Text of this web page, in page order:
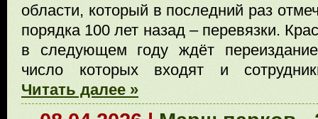
области, который в последний раз
порядка 100 лет назад – перевязки.
в следующем году ждёт
число которых входят и
Читать далее »